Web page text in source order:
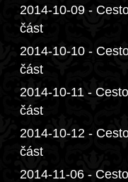
2014-10-09 -
část
2014-10-10 -
část
2014-10-11 -
část
2014-10-12 -
část
2014-11-06 -